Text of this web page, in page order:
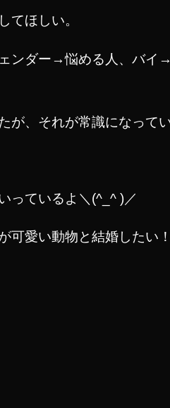
てほしい。
ダー→悩める人、バイ
、それが常識になってい
っているよ＼(^_^ )／
可愛い動物と結婚したい